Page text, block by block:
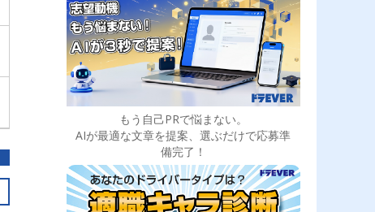
もう自己PRで悩まない。
AIが最適な文章を提案、選ぶだけで応募準
備完了！